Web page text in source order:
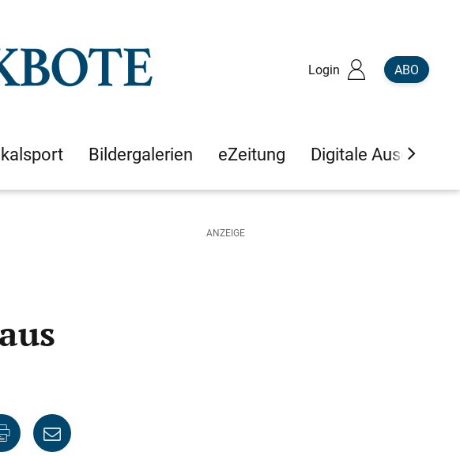
Login ABO
Bildergalerien eZeitung Digitale Ausgaben